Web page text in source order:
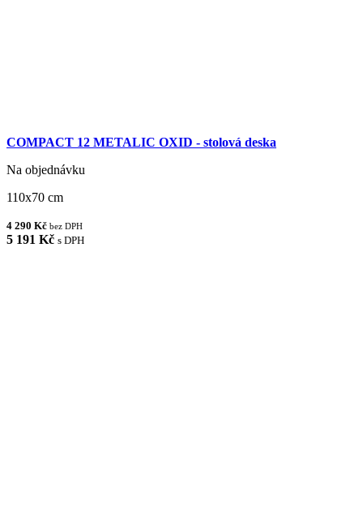
COMPACT 12 METALIC OXID - stolová deska
Na objednávku
110x70 cm
4 290 Kč bez DPH
5 191 Kč s DPH